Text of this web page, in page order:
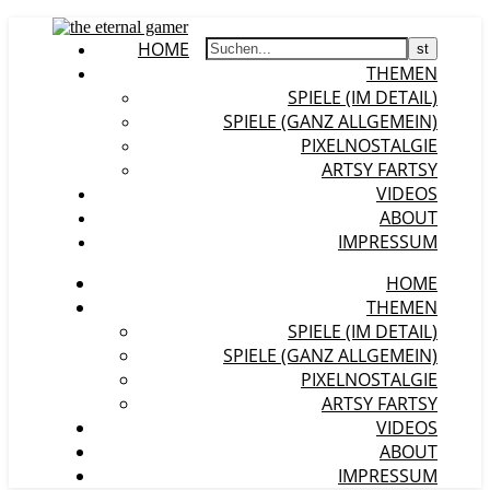
HOME
THEMEN
SPIELE (IM DETAIL)
SPIELE (GANZ ALLGEMEIN)
PIXELNOSTALGIE
ARTSY FARTSY
VIDEOS
ABOUT
IMPRESSUM
HOME
THEMEN
SPIELE (IM DETAIL)
SPIELE (GANZ ALLGEMEIN)
PIXELNOSTALGIE
ARTSY FARTSY
VIDEOS
ABOUT
IMPRESSUM